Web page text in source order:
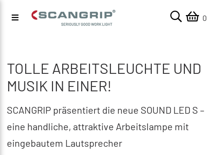
0
TOLLE ARBEITSLEUCHTE UND
MUSIK IN EINER!
SCANGRIP präsentiert die neue SOUND LED S –
eine handliche, attraktive Arbeitslampe mit
eingebautem Lautsprecher